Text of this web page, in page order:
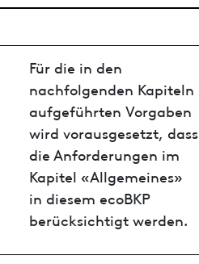
Für die in den
nachfolgenden Kapiteln
aufgeführten Vorgaben
wird vorausgesetzt, dass
die Anforderungen im
Kapitel «Allgemeines»
in diesem ecoBKP
berücksichtigt werden.